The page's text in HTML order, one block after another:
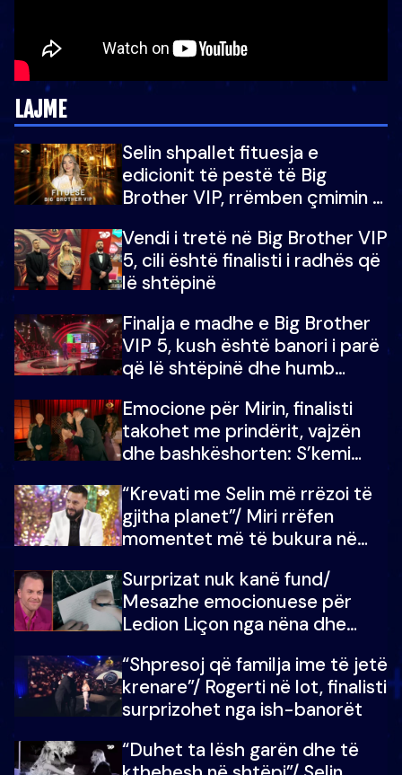
LAJME
Selin shpallet fituesja e
edicionit të pestë të Big
Brother VIP, rrëmben çmimin e
Vendi i tretë në Big Brother VIP
5, cili është finalisti i radhës që
lë shtëpinë
Finalja e madhe e Big Brother
VIP 5, kush është banori i parë
që lë shtëpinë dhe humb
çmimin e madh
Emocione për Mirin, finalisti
takohet me prindërit, vajzën
dhe bashkëshorten: S’kemi
“Krevati me Selin më rrëzoi të
gjitha planet”/ Miri rrëfen
momentet më të bukura në
mungojë zilja e mëngjesit kur…
Surprizat nuk kanë fund/
Mesazhe emocionuese për
Ledion Liçon nga nëna dhe
mban dot lotët: Nuk meritoj…
“Shpresoj që familja ime të jetë
krenare”/ Rogerti në lot, finalisti
surprizohet nga ish-banorët
“Duhet ta lësh garën dhe të